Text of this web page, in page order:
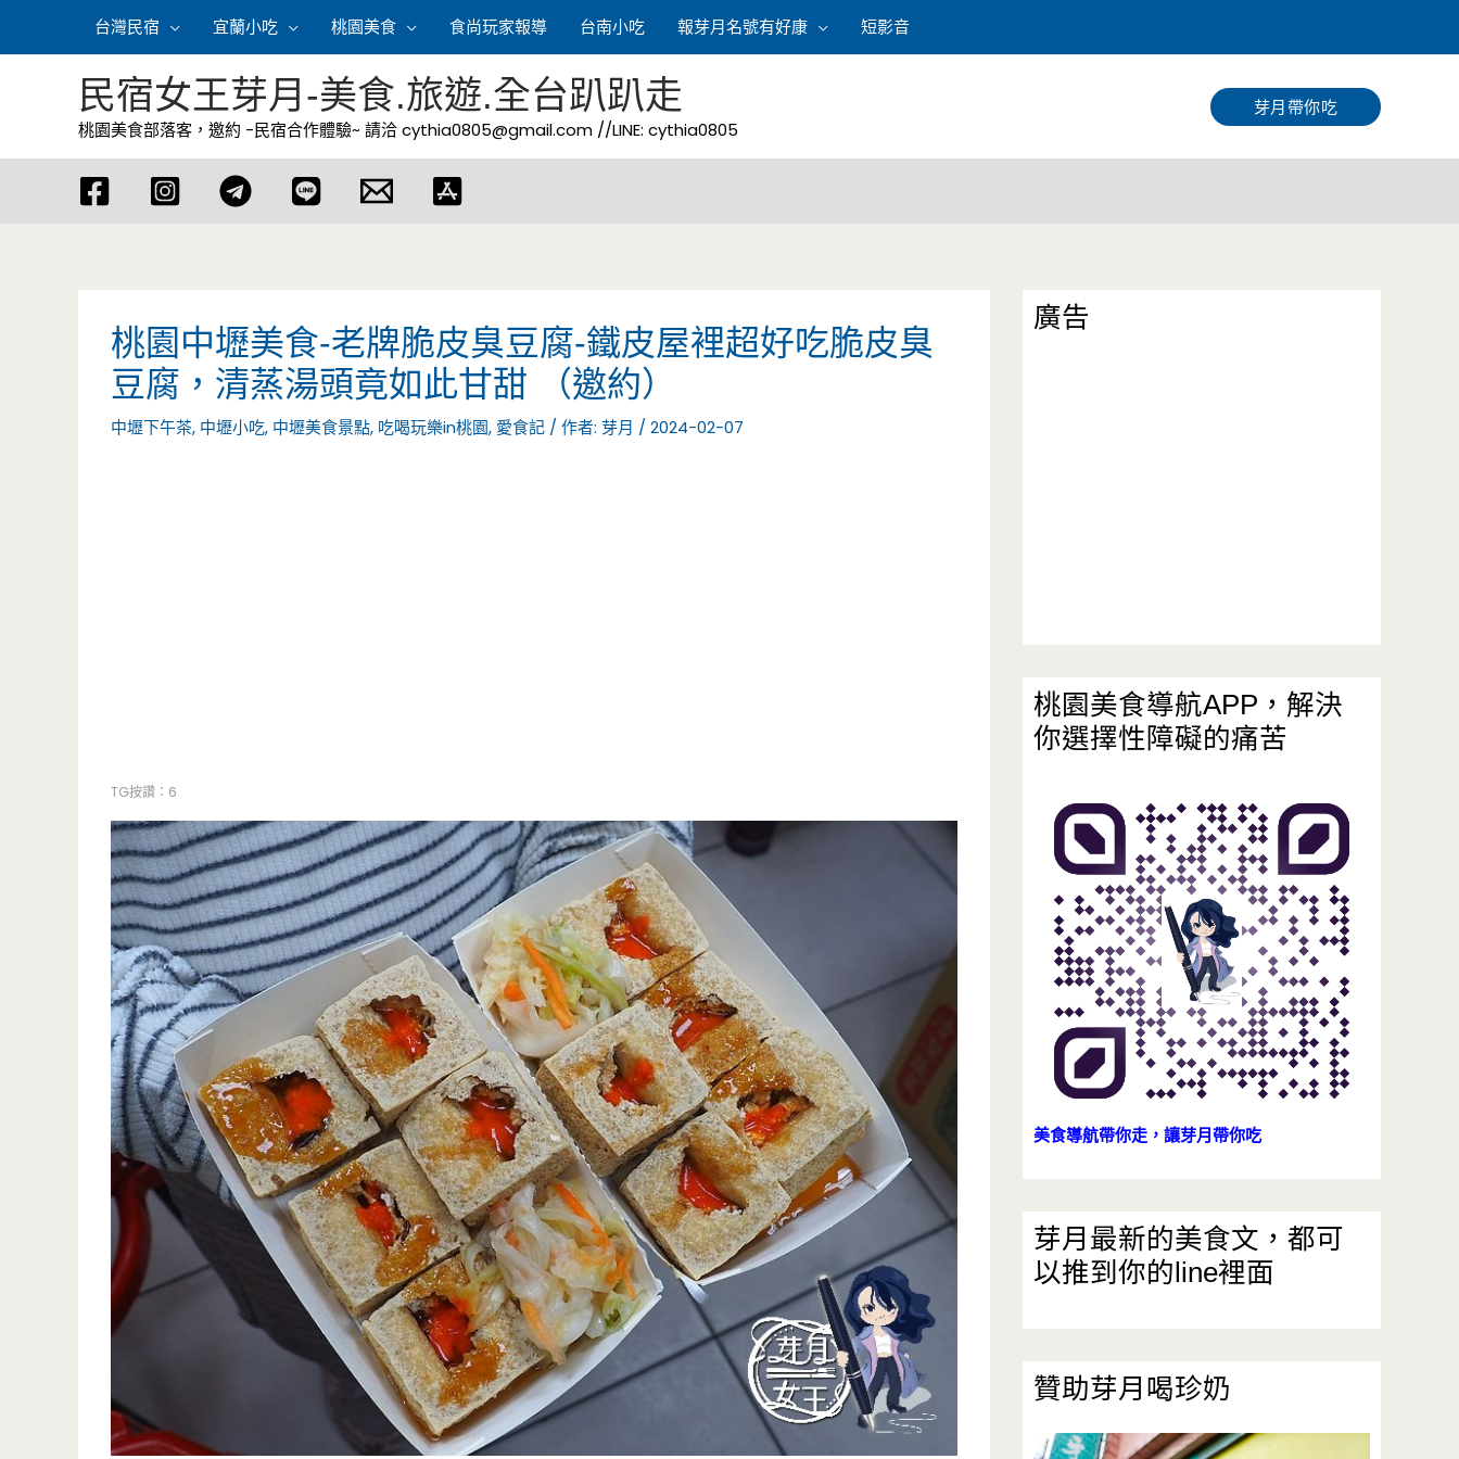
容
台灣民宿 宜蘭小吃 桃園美食 食尚玩家報導 台南小吃 報芽月名號有好康 短影音
尋
民宿女王芽月-美食.旅遊.全台趴趴走
桃園美食部落客，邀約 -民宿合作體驗~ 請洽cythia0805@gmail.com //LINE: cythia0805
芽月帶你吃
桃園中壢美食-老牌脆皮臭豆腐-鐵皮屋裡超好吃脆皮臭
豆腐，清蒸湯頭竟如此甘甜 （邀約）
中壢下午茶, 中壢小吃, 中壢美食景點, 吃喝玩樂in桃園, 愛食記 / 作者: 芽月 / 2024-02-07
TG按讚：6
廣告
桃園美食導航APP，解決
你選擇性障礙的痛苦
美食導航帶你走，讓芽月帶你吃
芽月最新的美食文，都可
以推到你的line裡面
贊助芽月喝珍奶